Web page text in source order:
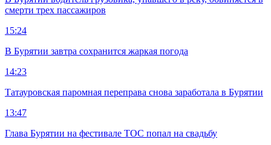
смерти трех пассажиров
15:24
В Бурятии завтра сохранится жаркая погода
14:23
Татауровская паромная переправа снова заработала в Бурятии
13:47
Глава Бурятии на фестивале ТОС попал на свадьбу